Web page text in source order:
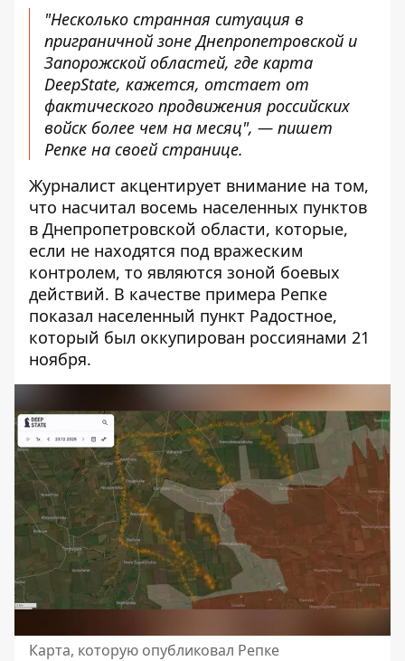
"Несколько странная ситуация в
приграничной зоне Днепропетровской и
Запорожской областей, где карта
DeepState, кажется, отстает от
фактического продвижения российских
войск более чем на месяц", — пишет
Репке на своей странице.
Журналист акцентирует внимание на том,
что насчитал восемь населенных пунктов
в Днепропетровской области, которые,
если не находятся под вражеским
контролем, то являются зоной боевых
действий. В качестве примера Репке
показал населенный пункт Радостное,
который был оккупирован россиянами 21
ноября.
Карта, которую опубликовал Репке